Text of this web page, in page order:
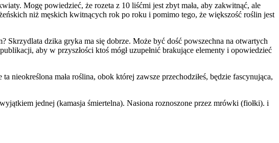
Mogę powiedzieć, że rozeta z 10 liśćmi jest zbyt mała, aby zakwitnąć, ale
niż męskich kwitnących rok po roku i pomimo tego, że większość roślin jest
dzika gryka ma się dobrze. Może być dość powszechna na otwartych
aby w przyszłości ktoś mógł uzupełnić brakujące elementy i opowiedzieć
mała roślina, obok której zawsze przechodziłeś, będzie fascynująca,
jednej (kamasja śmiertelna). Nasiona roznoszone przez mrówki (fiołki). i